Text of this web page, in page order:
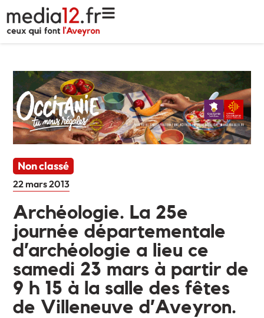
Non classé
22 mars 2013
Archéologie. La 25e
journée départementale
d’archéologie a lieu ce
samedi 23 mars à partir de
9 h 15 à la salle des fêtes
de Villeneuve d’Aveyron.